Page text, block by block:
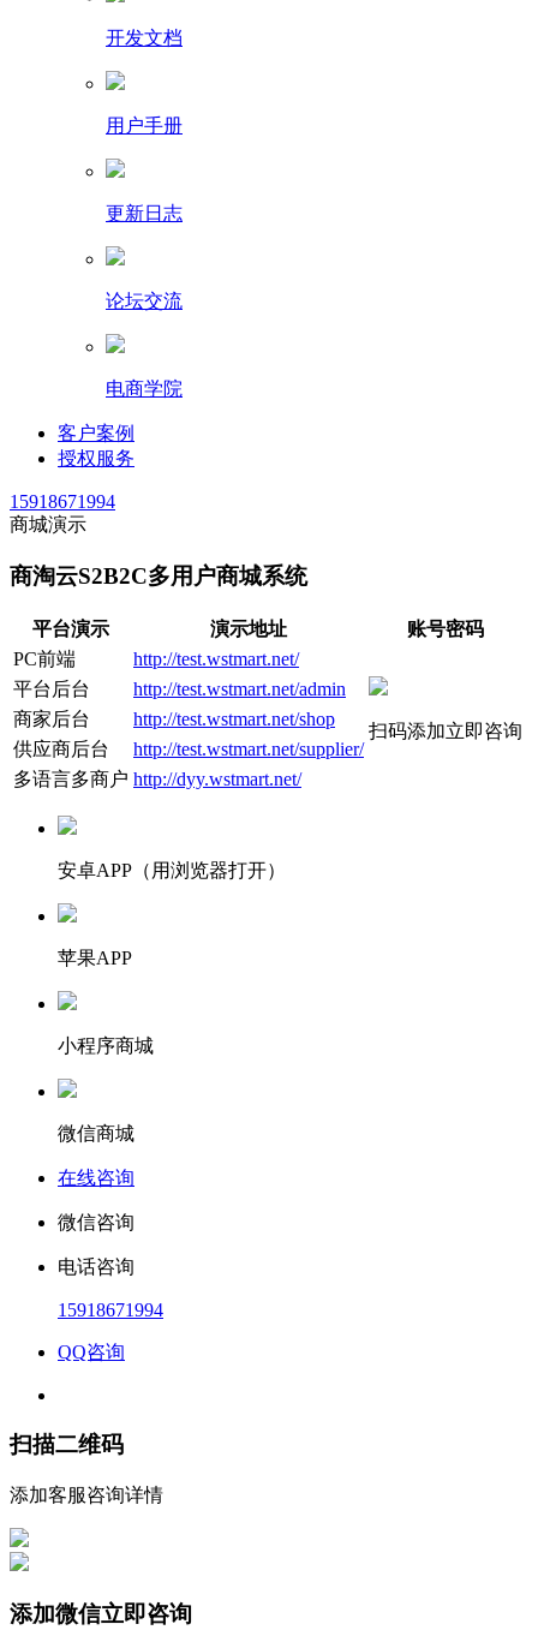
开发文档
用户手册
更新日志
论坛交流
电商学院
客户案例
授权服务
15918671994
商城演示
商淘云S2B2C多用户商城系统
平台演示 演示地址
账号密码
PC前端
http://test.wstmart.net/
扫码添加立即咨询
平台后台
http://test.wstmart.net/admin
商家后台
http://test.wstmart.net/shop
供应商后台
http://test.wstmart.net/supplier/
多语言多商户 http://dyy.wstmart.net/
安卓APP（用浏览器打开）
苹果APP
小程序商城
微信商城
在线咨询
微信咨询
电话咨询
15918671994
QQ咨询
扫描二维码
添加客服咨询详情
添加微信立即咨询